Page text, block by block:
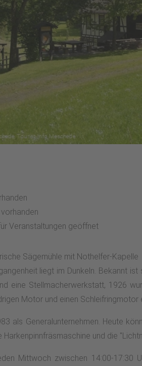
Veranstaltungen geöffnet
Sägemühle mit Nothelfer-Kapelle
liegt im Dunkeln. Bekannt
eine Stellmacherwerkstatt, 1926
Motor und einen Schleifringmotor
als Generalunternehmen. Heute
Harkenpinnfräsmaschine und die
Mittwoch zwischen 14:00-17:30